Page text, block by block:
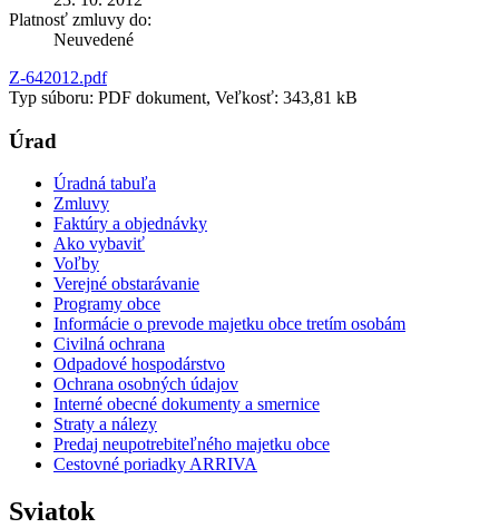
Platnosť zmluvy do:
Neuvedené
Z-642012.pdf
Typ súboru: PDF dokument, Veľkosť: 343,81 kB
Úrad
Úradná tabuľa
Zmluvy
Faktúry a objednávky
Ako vybaviť
Voľby
Verejné obstarávanie
Programy obce
Informácie o prevode majetku obce tretím osobám
Civilná ochrana
Odpadové hospodárstvo
Ochrana osobných údajov
Interné obecné dokumenty a smernice
Straty a nálezy
Predaj neupotrebiteľného majetku obce
Cestovné poriadky ARRIVA
Sviatok